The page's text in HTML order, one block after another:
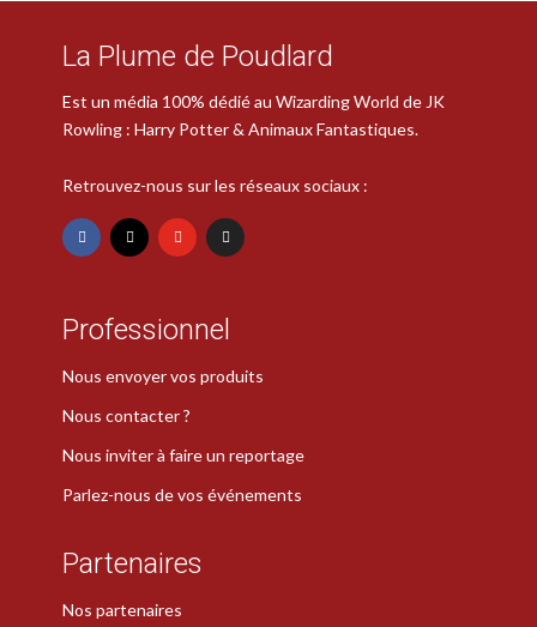
La Plume de Poudlard
Est un média 100% dédié au Wizarding World de JK
Rowling : Harry Potter & Animaux Fantastiques.
Retrouvez-nous sur les réseaux sociaux :
Professionnel
Nous envoyer vos produits
Nous contacter ?
Nous inviter à faire un reportage
Parlez-nous de vos événements
Partenaires
Nos partenaires